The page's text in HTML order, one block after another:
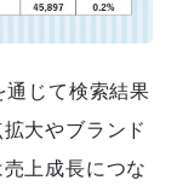
通じて検索結果
大やブランド
上成長につな